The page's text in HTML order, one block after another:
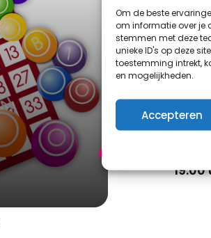
Om de beste
om informatie over je
stemmen met deze
unieke ID's op deze
toestemming intrekt,
en mogelijkheden.
Accepteren